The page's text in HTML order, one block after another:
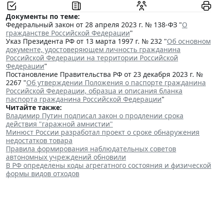
Документы по теме:
Федеральный закон от 28 апреля 2023 г. № 138-ФЗ "О
гражданстве Российской Федерации"
Указ Президента РФ от 13 марта 1997 г. № 232 "Об основном
документе, удостоверяющем личность гражданина
Российской Федерации на территории Российской
Федерации"
Постановление Правительства РФ от 23 декабря 2023 г. №
2267 "Об утверждении Положения о паспорте гражданина
Российской Федерации, образца и описания бланка
паспорта гражданина Российской Федерации"
Читайте также:
Владимир Путин подписал закон о продлении срока
действия "гаражной амнистии"
Минюст России разработал проект о сроке обнаружения
недостатков товара
Правила формирования наблюдательных советов
автономных учреждений обновили
В РФ определены коды агрегатного состояния и физической
формы видов отходов